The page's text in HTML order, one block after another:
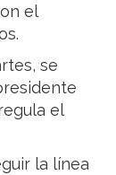
el
se
el
la línea